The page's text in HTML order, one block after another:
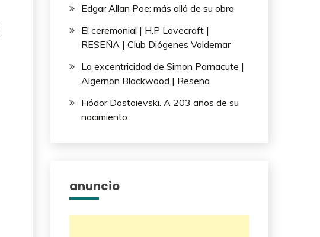
Edgar Allan Poe: más allá de su obra
El ceremonial | H.P Lovecraft |
RESEÑA | Club Diógenes Valdemar
La excentricidad de Simon Parnacute |
Algernon Blackwood | Reseña
Fiódor Dostoievski. A 203 años de su
nacimiento
anuncio